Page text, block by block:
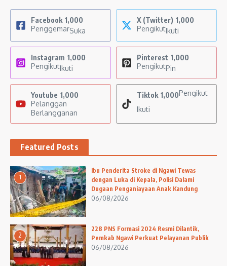
Facebook 1,000
PenggemarSuka
X (Twitter) 1,000
PengikutIkuti
Instagram 1,000
PengikutIkuti
Pinterest 1,000
PengikutPin
Youtube 1,000
Pelanggan
Berlangganan
Tiktok 1,000Pengikut
Ikuti
Featured Posts
1
Ibu Penderita Stroke di Ngawi Tewas
dengan Luka di Kepala, Polisi Dalami
Dugaan Penganiayaan Anak Kandung
06/08/2026
2
228 PNS Formasi 2024 Resmi Dilantik,
Pemkab Ngawi Perkuat Pelayanan Publik
06/08/2026